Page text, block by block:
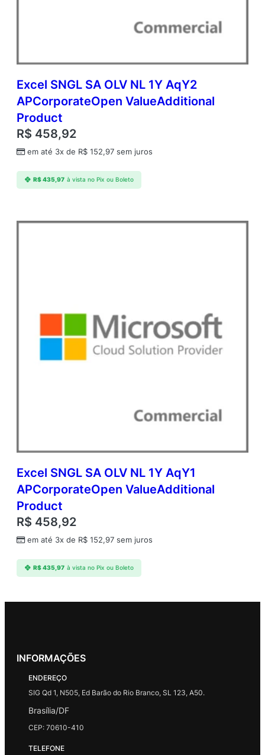
Excel SNGL SA OLV NL 1Y AqY2
APCorporateOpen ValueAdditional
Product
R$ 458,92
em até 3x de R$ 152,97 sem juros
R$435,97 à vista no Pix ou Boleto
Excel SNGL SA OLV NL 1Y AqY1
APCorporateOpen ValueAdditional
Product
R$ 458,92
em até 3x de R$ 152,97 sem juros
R$435,97 à vista no Pix ou Boleto
INFORMAÇÕES
ENDEREÇO
SIG Qd 1, N505, Ed Barão do Rio Branco, SL 123, A50.
Brasília/DF
CEP: 70610-410
TELEFONE